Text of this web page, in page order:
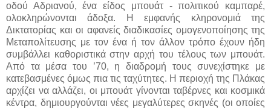
οδού Αδριανού, ένα είδος μπουάτ - πολιτικού καμπαρέ,
ολοκληρώνονται άδοξα. Η εμφανής κληρονομιά της
Δικτατορίας και οι αφανείς διαδικασίες ομογενοποίησης της
Μεταπολίτευσης με τον ένα ή τον άλλον τρόπο έχουν ήδη
συμβάλλει καθοριστικά στην αρχή του τέλους των μπουάτ.
Από τα μέσα του ’70, η διαδρομή τους συνεχίστηκε με
κατεβασμένες όμως πια τις ταχύτητες. Η περιοχή της Πλάκας
αρχίζει να αλλάζει, οι μπουάτ γίνονται ταβέρνες και κοσμικά
κέντρα, δημιουργούνται νέες μεγαλύτερες σκηνές (οι οποίες